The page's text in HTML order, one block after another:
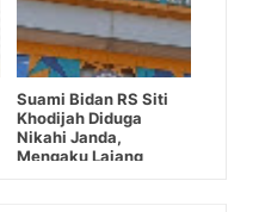
Suami Bidan RS Siti
Khodijah Diduga
Nikahi Janda,
Mengaku Lajang